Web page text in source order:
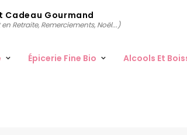
Cadeau Gourmand
Retraite, Remerciements, Noël...)
Épicerie Fine Bio Alcools Et